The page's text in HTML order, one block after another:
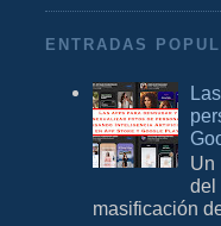
ENTRADAS
Un
del
masificación